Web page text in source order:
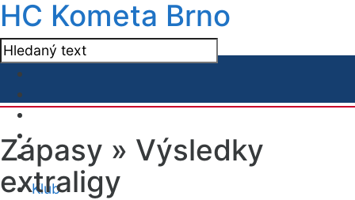
HC Kometa Brno
Klub
Zápasy » Výsledky
extraligy